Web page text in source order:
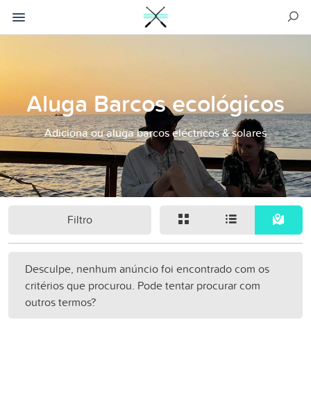
Aluga Barcos ecológicos
Adiciona ou aluga barcos eléctricos & solares
Filtro
Desculpe, nenhum anúncio foi encontrado com os
critérios que procurou. Pode tentar procurar com
outros termos?